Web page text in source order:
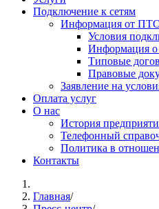
Подключение к сетям
Информация от
Условия
Информация о
Типовые
Правовые
Заявление на
Оплата услуг
О нас
История
Телефонный
Политика в
Контакты
Главная/